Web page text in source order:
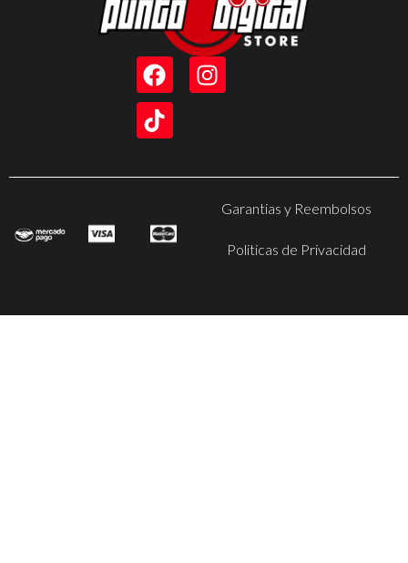
Garantias y Reembolsos
Politicas de Privacidad